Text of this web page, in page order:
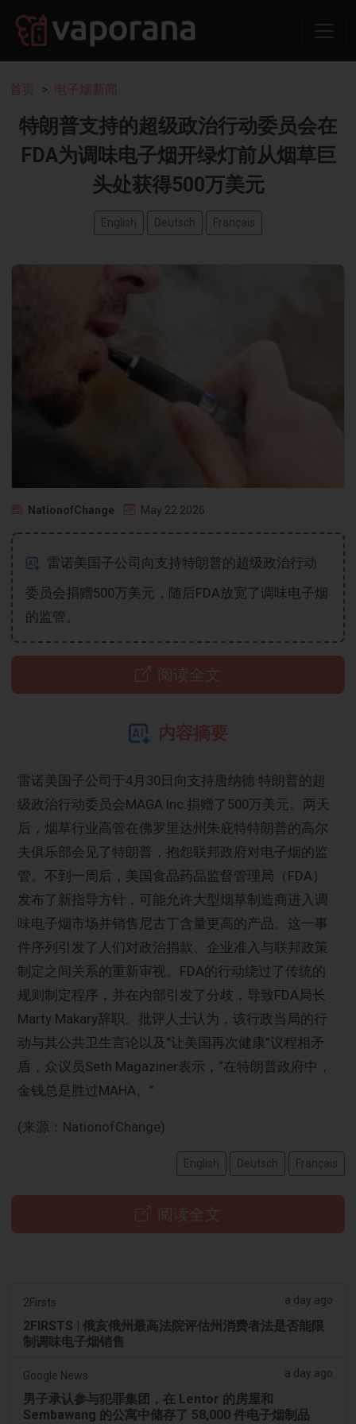
首页 电子烟新闻
特朗普支持的超级政治行动委员会在
FDA为调味电子烟开绿灯前从烟草巨
头处获得500万美元
English Deutsch Français
NationofChange May 22 2026
雷诺美国子公司向支持特朗普的超级政治行动
委员会捐赠500万美元，随后FDA放宽了调味电子烟
的监管。
阅读全文
内容摘要
雷诺美国子公司于4月30日向支持唐纳德·特朗普的超
级政治行动委员会MAGA Inc.捐赠了500万美元。两天
后，烟草行业高管在佛罗里达州朱庇特特朗普的高尔
夫俱乐部会见了特朗普，抱怨联邦政府对电子烟的监
管。不到一周后，美国食品药品监督管理局（FDA）
发布了新指导方针，可能允许大型烟草制造商进入调
味电子烟市场并销售尼古丁含量更高的产品。这一事
件序列引发了人们对政治捐款、企业准入与联邦政策
制定之间关系的重新审视。FDA的行动绕过了传统的
规则制定程序，并在内部引发了分歧，导致FDA局长
Marty Makary辞职。批评人士认为，该行政当局的行
动与其公共卫生言论以及“让美国再次健康”议程相矛
盾，众议员Seth Magaziner表示，“在特朗普政府中，
金钱总是胜过MAHA。”
(来源：NationofChange)
English Deutsch Français
阅读全文
2Firsts a day ago
2FIRSTS | 俄亥俄州最高法院评估州消费者法是否能限
制调味电子烟销售
Google News a day ago
男子承认参与犯罪集团，在 Lentor 的房屋和
Sembawang 的公寓中储存了 58,000 件电子烟制品